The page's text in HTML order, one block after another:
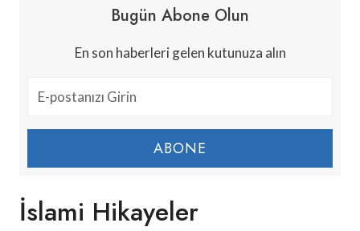
Bugün Abone Olun
En son haberleri gelen kutunuza alın
ABONE
İslami Hikayeler